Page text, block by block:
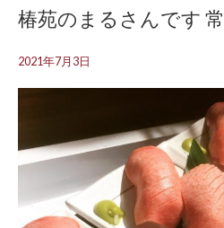
椿苑のまるさんです
2021年7月3日